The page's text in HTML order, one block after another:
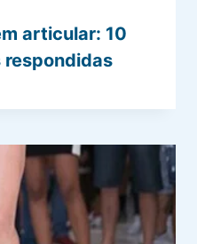
articular: 10